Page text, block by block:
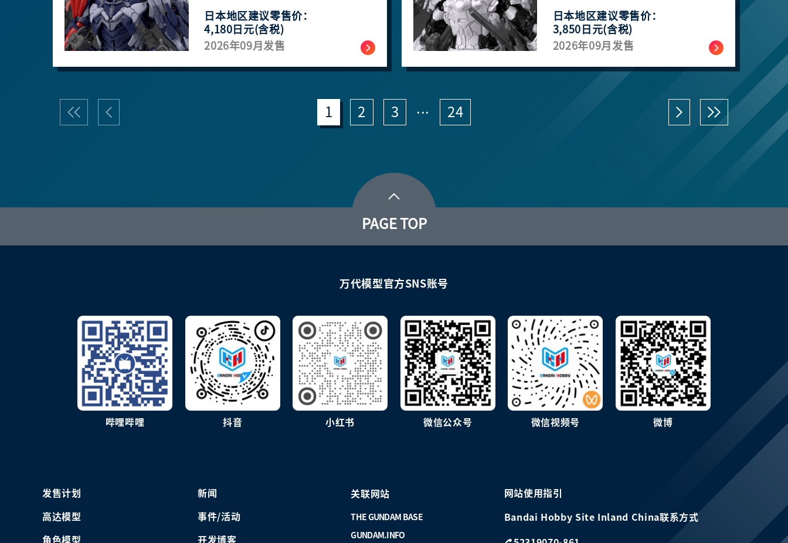
日本地区建议零售价：
4,180日元(含税)
2026年09月发售
日本地区建议零售价：
3,850日元(含税)
2026年09月发售
1 2 3 ... 24
PAGE TOP
万代模型官方SNS账号
哔哩哔哩 抖音 小红书 微信公众号 微信视频号 微博
发售计划
高达模型
角色模型
新闻
事件/活动
开发博客
关联网站
THE GUNDAM BASE
GUNDAM.INFO
网站使用指引
Bandai Hobby Site Inland China联系方式